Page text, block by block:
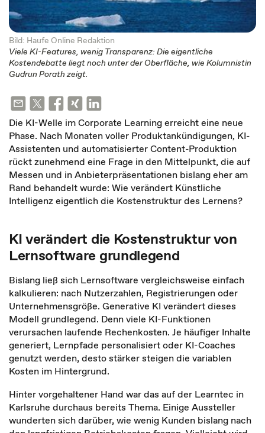
Bild: Haufe Online Redaktion
Viele KI-Features, wenig Transparenz: Die eigentliche
Kostendebatte liegt noch unter der Oberfläche, wie Kolumnistin
Gudrun Porath zeigt.
Die KI-Welle im Corporate Learning erreicht eine neue
Phase. Nach Monaten voller Produktankündigungen, KI-
Assistenten und automatisierter Content-Produktion
rückt zunehmend eine Frage in den Mittelpunkt, die auf
Messen und in Anbieterpräsentationen bislang eher am
Rand behandelt wurde: Wie verändert Künstliche
Intelligenz eigentlich die Kostenstruktur des Lernens?
KI verändert die Kostenstruktur von
Lernsoftware grundlegend
Bislang ließ sich Lernsoftware vergleichsweise einfach
kalkulieren: nach Nutzerzahlen, Registrierungen oder
Unternehmensgröße. Generative KI verändert dieses
Modell grundlegend. Denn viele KI-Funktionen
verursachen laufende Rechenkosten. Je häufiger Inhalte
generiert, Lernpfade personalisiert oder KI-Coaches
genutzt werden, desto stärker steigen die variablen
Kosten im Hintergrund.
Hinter vorgehaltener Hand war das auf der Learntec in
Karlsruhe durchaus bereits Thema. Einige Aussteller
wunderten sich darüber, wie wenig Kunden bislang nach